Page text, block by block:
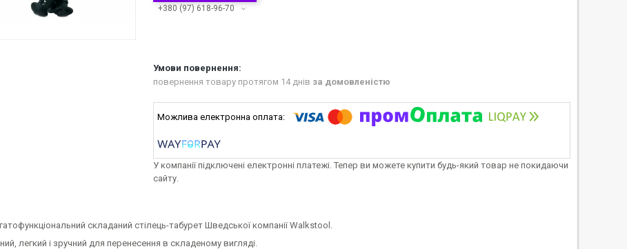
+380 (97) 618-96-70
повернення товару протягом 14 днів за домовленістю
У компанії підключені електронні платежі. Тепер ви можете купити будь-який товар не покидаючи
сайту.
складаний стілець-табурет Шведської компанії Walkstool.
легкий і зручний для перенесення в складеному вигляді.